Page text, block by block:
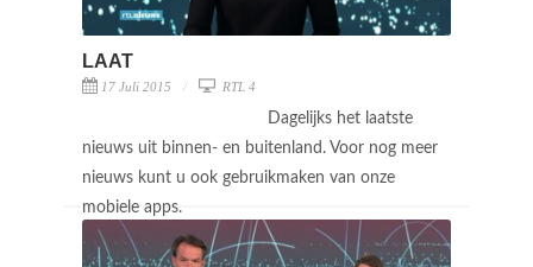
LAAT
17 Juli 2015 RTL 4
Dagelijks het laatste
nieuws uit binnen- en buitenland. Voor nog meer
nieuws kunt u ook gebruikmaken van onze
mobiele apps.